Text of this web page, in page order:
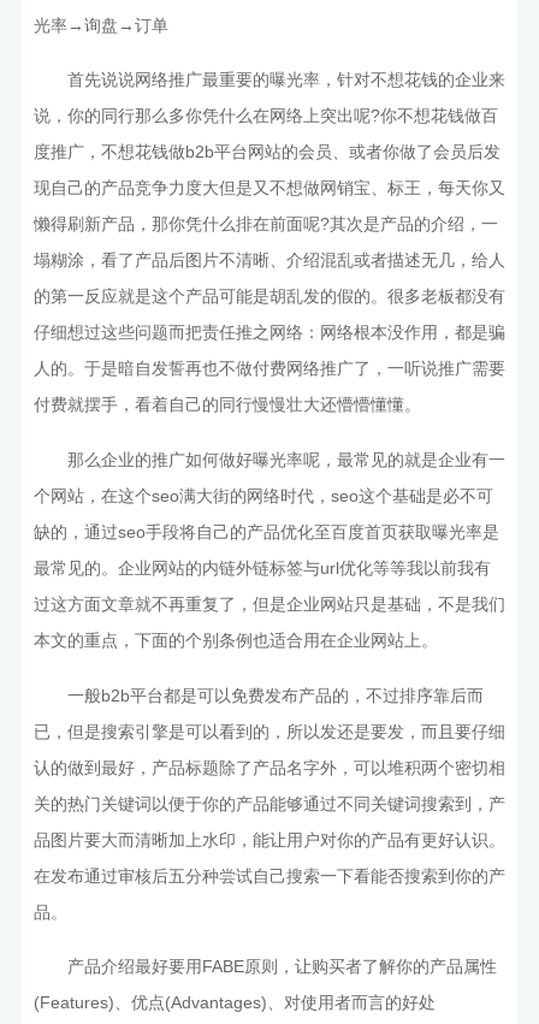
光率→询盘→订单
首先说说网络推广最重要的曝光率，针对不想花钱的企业来
说，你的同行那么多你凭什么在网络上突出呢?你不想花钱做百
度推广，不想花钱做b2b平台网站的会员、或者你做了会员后发
现自己的产品竞争力度大但是又不想做网销宝、标王，每天你又
懒得刷新产品，那你凭什么排在前面呢?其次是产品的介绍，一
塌糊涂，看了产品后图片不清晰、介绍混乱或者描述无几，给人
的第一反应就是这个产品可能是胡乱发的假的。很多老板都没有
仔细想过这些问题而把责任推之网络：网络根本没作用，都是骗
人的。于是暗自发誓再也不做付费网络推广了，一听说推广需要
付费就摆手，看着自己的同行慢慢壮大还懵懵懂懂。
那么企业的推广如何做好曝光率呢，最常见的就是企业有一
个网站，在这个seo满大街的网络时代，seo这个基础是必不可
缺的，通过seo手段将自己的产品优化至百度首页获取曝光率是
最常见的。企业网站的内链外链标签与url优化等等我以前我有
过这方面文章就不再重复了，但是企业网站只是基础，不是我们
本文的重点，下面的个别条例也适合用在企业网站上。
一般b2b平台都是可以免费发布产品的，不过排序靠后而
已，但是搜索引擎是可以看到的，所以发还是要发，而且要仔细
认的做到最好，产品标题除了产品名字外，可以堆积两个密切相
关的热门关键词以便于你的产品能够通过不同关键词搜索到，产
品图片要大而清晰加上水印，能让用户对你的产品有更好认识。
在发布通过审核后五分种尝试自己搜索一下看能否搜索到你的产
品。
产品介绍最好要用FABE原则，让购买者了解你的产品属性
(Features)、优点(Advantages)、对使用者而言的好处